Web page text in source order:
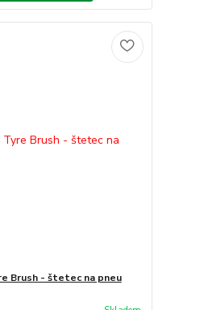
Brush - štetec na pneu